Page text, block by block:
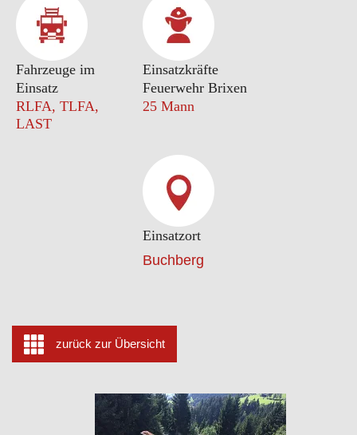
Fahrzeuge im
Einsatz
RLFA, TLFA,
LAST
Einsatzkräfte
Feuerwehr Brixen
25 Mann
Einsatzort
Buchberg
zurück zur Übersicht